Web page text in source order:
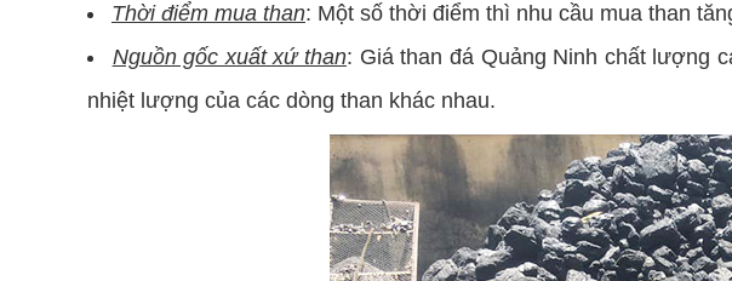
Thời điểm mua than: Một số thời điểm thì nhu cầu mua than
Nguồn gốc xuất xứ than: Giá than đá Quảng Ninh chất lượng
nhiệt lượng của các dòng than khác nhau.